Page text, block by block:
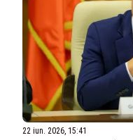
22 iun. 2026, 15:41